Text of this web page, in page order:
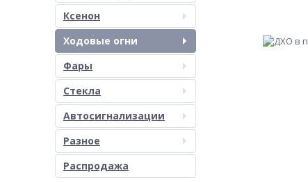
Ксенон
Ходовые огни
Фары
Стекла
Автосигнализации
Разное
Распродажа